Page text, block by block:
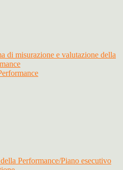
di misurazione e valutazione della
Performance/Piano esecutivo